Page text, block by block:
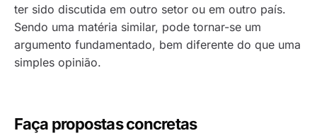
ter sido discutida em outro setor ou em outro país.
Sendo uma matéria similar, pode tornar-se um
argumento fundamentado, bem diferente do que uma
simples opinião.
Faça propostas concretas